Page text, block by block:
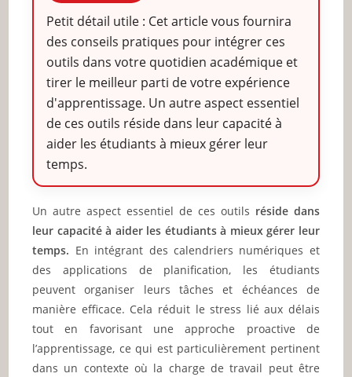
Petit détail utile : Cet article vous fournira
des conseils pratiques pour intégrer ces
outils dans votre quotidien académique et
tirer le meilleur parti de votre expérience
d'apprentissage. Un autre aspect essentiel
de ces outils réside dans leur capacité à
aider les étudiants à mieux gérer leur
temps.
Un autre aspect essentiel de ces outils réside dans
leur capacité à aider les étudiants à mieux gérer leur
temps. En intégrant des calendriers numériques et
des applications de planification, les étudiants
peuvent organiser leurs tâches et échéances de
manière efficace. Cela réduit le stress lié aux délais
tout en favorisant une approche proactive de
l’apprentissage, ce qui est particulièrement pertinent
dans un contexte où la charge de travail peut être